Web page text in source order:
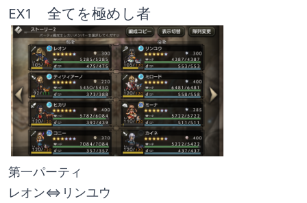
EX1　全てを極めし者
第一パーティ
レオン⇔リンユウ